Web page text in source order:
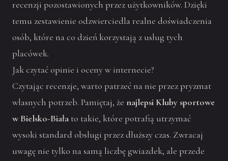
recenzji pozostawionych przez użytkowników. Dzięki
temu zestawienie odzwierciedla realne doświadczenia
osób, które na co dzień korzystają z usług tych
placówek.
Jak czytać opinie i oceny w internecie?
Czytając recenzje, warto patrzeć na nie przez pryzmat
własnych potrzeb. Pamiętaj, że najlepsi Kluby sportowe
w Bielsko-Biała to takie, które potrafią utrzymać
wysoki standard obsługi przez dłuższy czas. Zwracaj
uwagę nie tylko na samą liczbę gwiazdek, ale przede